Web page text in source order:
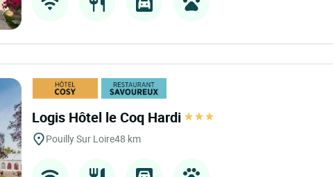
Logis Hôtel le Coq Hardi
Pouilly Sur Loire48 km